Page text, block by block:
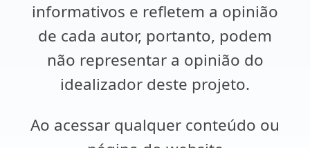
informativos e refletem a opinião
de cada autor, portanto, podem
não representar a opinião do
idealizador deste projeto.
Ao acessar qualquer conteúdo ou